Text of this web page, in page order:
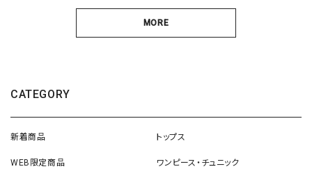
MORE
CATEGORY
新着商品
WEB限定商品
トップス
ワンピース・チュニック